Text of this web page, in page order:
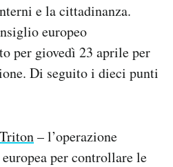
e la cittadinanza.
europeo
per giovedì 23 aprile per
Di seguito i dieci punti
Triton– l’operazione
per controllare le